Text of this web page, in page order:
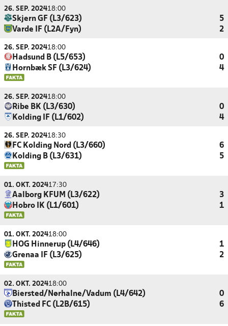
26. SEP. 202418:00
Skjern GF (L3/623)
5
Varde IF (L2A/Fyn)
2
26. SEP. 202418:00
Hadsund B (L5/653)
0
Hornbæk SF (L3/624)
4
26. SEP. 202418:00
Ribe BK (L3/630)
0
Kolding IF (L1/602)
4
26. SEP. 202418:30
FC Kolding Nord (L3/660)
6
Kolding B (L3/631)
5
01. OKT. 202417:30
Aalborg KFUM (L3/622)
3
Hobro IK (L1/601)
1
01. OKT. 202418:00
HOG Hinnerup (L4/646)
1
Grenaa IF (L3/625)
2
02. OKT. 202418:00
Biersted/Nørhalne/Vadum (L4/642)
0
Thisted FC (L2B/615)
6